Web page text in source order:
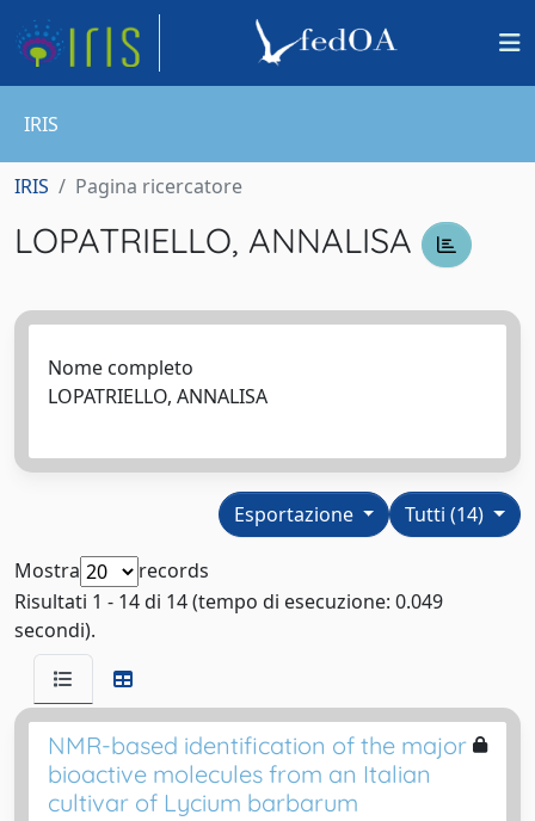
IRIS
IRIS Pagina ricercatore
LOPATRIELLO, ANNALISA
Nome completo
LOPATRIELLO, ANNALISA
Tutti (14)
Esportazione
Mostra
records
Risultati 1 - 14 di 14 (tempo di esecuzione: 0.049
secondi).
NMR-based identification of the major
bioactive molecules from an Italian
cultivar of Lycium barbarum